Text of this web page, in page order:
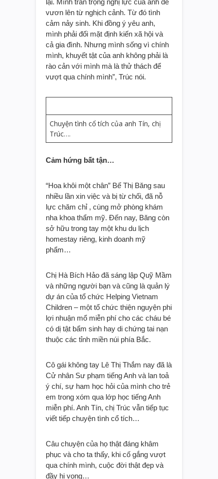
vươn lên từ nghịch cảnh. Từ đó tình
cảm nảy sinh. Khi đồng ý yêu anh,
mình phải đối mặt định kiến xã hội và
cả gia đình. Nhưng mình sống vì chính
mình, khuyết tật của anh không phải là
rào cản với mình mà là thử thách để
vượt qua chính mình”, Trúc nói.
Chuyện tình cổ tích của anh Tín, chị
Trúc….
Cảm hứng bất tận…
“Hoa khôi một chân” Bế Thị Băng sau
nhiều lần xin việc và bị từ chối, đã nỗ
lực chăm chỉ , cùng mở phòng khám
nha khoa thẩm mỹ. Đến nay, Băng còn
sở hữu trong tay một khu du lịch
homestay riêng, kinh doanh mỹ
phẩm…
Chị Hà Bích Hảo đã sáng lập Quỹ Mầm
và những người bạn và cũng là quản lý
dự án của tổ chức Helping Vietnam
Children – một tổ chức thiện nguyện phi
lợi nhuận mổ miễn phí cho các cháu bé
có dị tật bẩm sinh hay di chứng tai nạn
thuộc các tỉnh miền núi phía Bắc.
Cô gái không tay Lê Thị Thắm nay đã là
Cử nhân Sư phạm tiếng Anh và lan toả
ý chí, sự ham học hỏi của mình cho trẻ
em trong xóm qua lớp học tiếng Anh
miễn phí. Anh Tín, chị Trúc vẫn tiếp tục
viết tiếp chuyện tình cổ tích…
Câu chuyện của họ thật đáng khâm
phục và cho ta thấy, khi cố gắng vượt
qua chính mình, cuộc đời thật đẹp và
đầy hi vọng…